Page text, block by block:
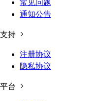
常见问题
通知公告
支持
注册协议
隐私协议
平台